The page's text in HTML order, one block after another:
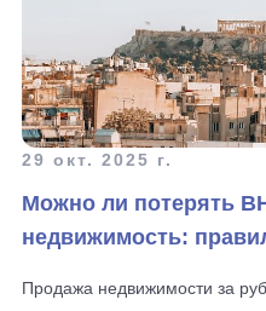
29 окт. 2025 г.
Можно ли потерять
недвижимость:
Продажа недвижимости за